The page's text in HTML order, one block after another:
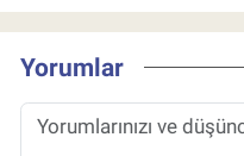
Yorumlar